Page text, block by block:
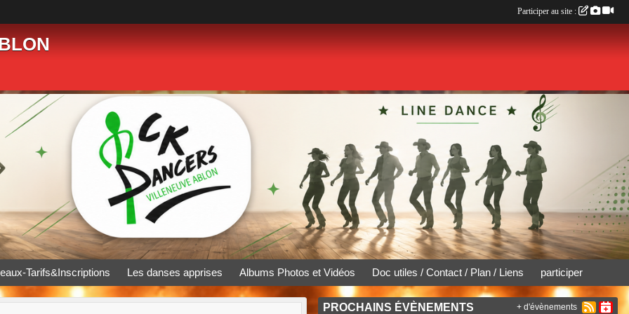
Tarifs&Inscriptions Les danses apprises Albums Photos et Vidéos Doc utiles / Contact / Plan / Liens participer
PROCHAINS ÉVÈNEMENTS + d'évènements
Participer au site :